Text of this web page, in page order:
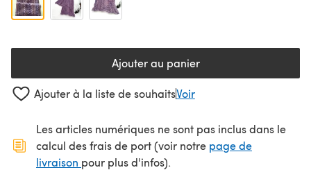
Ajouter au panier
Ajouter à la liste de souhaitsVoir
Les articles numériques ne sont pas inclus dans le
calcul des frais de port (voir notre page de
livraison (s'ouvre dans un nouvel onglet)
pour plus d'infos).